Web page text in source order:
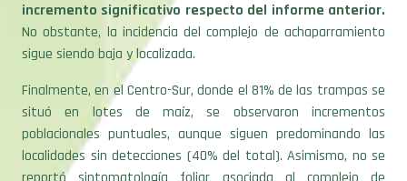
sigue siendo baja y localizada.
Finalmente, en el Centro-Sur, donde el 81% de las trampas se
situó en lotes de maíz, se observaron incrementos
poblacionales puntuales, aunque siguen predominando las
localidades sin detecciones (40% del total). Asimismo, no se
reportó sintomatología foliar asociada al complejo de
patógenos responsables del achaparramiento del maíz.